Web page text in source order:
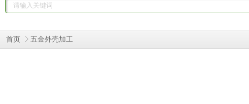
首页 五金外壳加工